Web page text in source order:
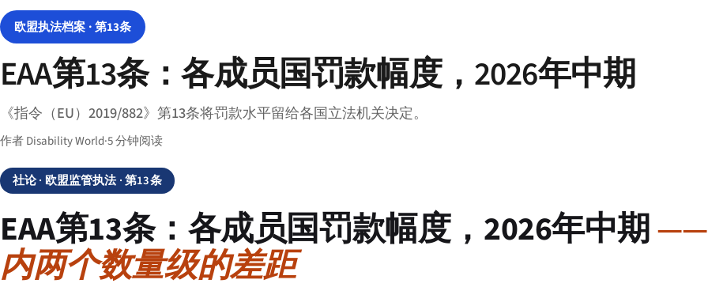
欧盟执法档案 · 第13条
EAA第13条：各成员国罚款幅度，2026年中期
《指令（EU）2019/882》第13条将罚款水平留给各国立法机关决定。
作者 Disability World·5 分钟阅读
社论· 欧盟监管执法 · 第13条
EAA第13条：各成员国罚款幅度，2026年中期——
内两个数量级的差距